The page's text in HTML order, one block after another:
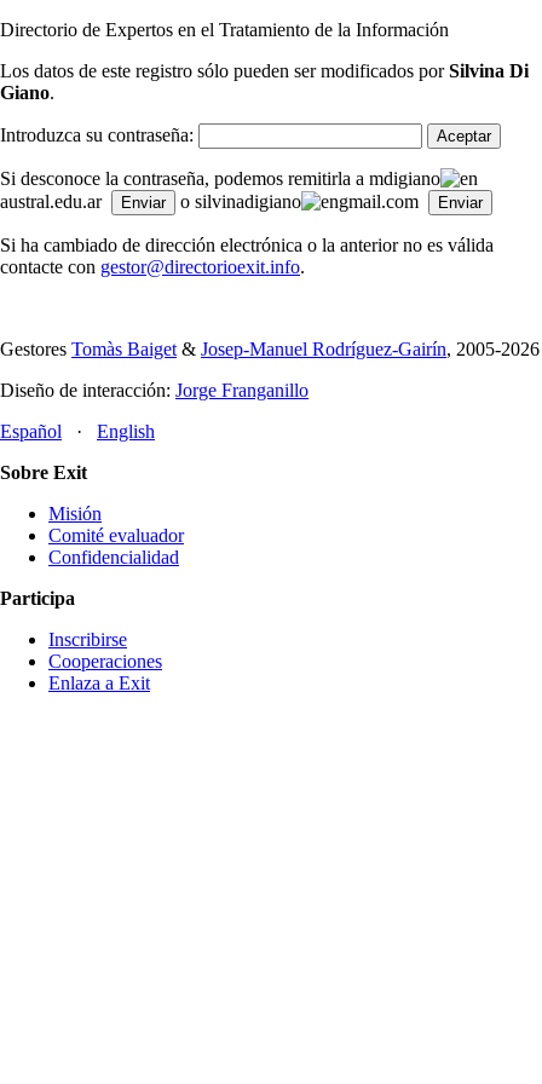
Directorio de Expertos en el Tratamiento de la Información
Los datos de este registro sólo pueden ser modificados porSilvina Di
Giano.
Introduzca su contraseña:
Si desconoce la contraseña, podemos remitirla a mdigiano
austral.edu.ar
o silvinadigiano gmail.com
Si ha cambiado de dirección electrónica o la anterior no es válida
contacte con gestor@directorioexit.info.
Gestores Tomàs Baiget & Josep-Manuel Rodríguez-Gairín, 2005-2026
Diseño de interacción: Jorge Franganillo
Español · English
Sobre Exit
Misión
Comité evaluador
Confidencialidad
Participa
Inscribirse
Cooperaciones
Enlaza a Exit